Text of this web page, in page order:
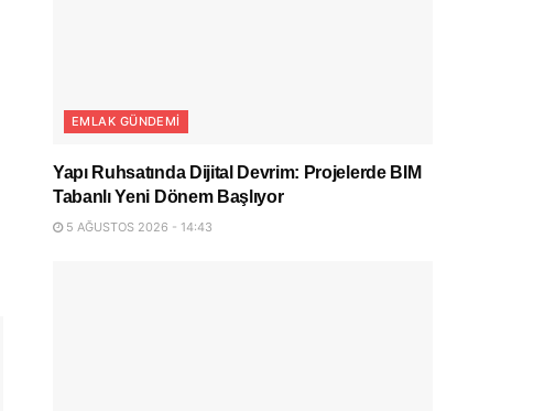
EMLAK GÜNDEMI
Yapı Ruhsatında Dijital Devrim: Projelerde BIM
Tabanlı Yeni Dönem Başlıyor
5 AĞUSTOS 2026 - 14:43